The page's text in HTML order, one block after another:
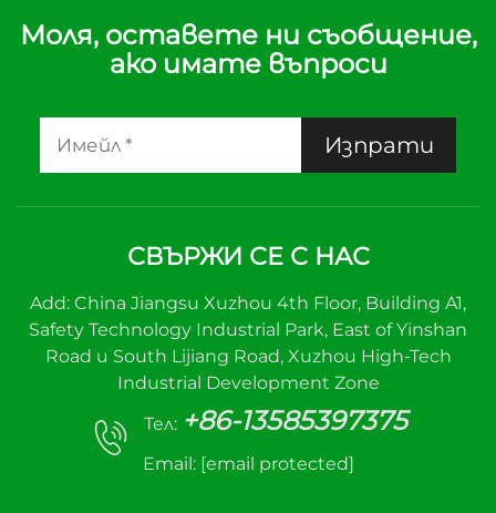
Моля, оставете ни съобщение,
ако имате въпроси
Изпрати
СВЪРЖИ СЕ С НАС
Add: China Jiangsu Xuzhou 4th Floor, Building A1,
Safety Technology Industrial Park, East of Yinshan
Road и South Lijiang Road, Xuzhou High-Tech
Industrial Development Zone
Тел: +86-13585397375
Email: [email protected]